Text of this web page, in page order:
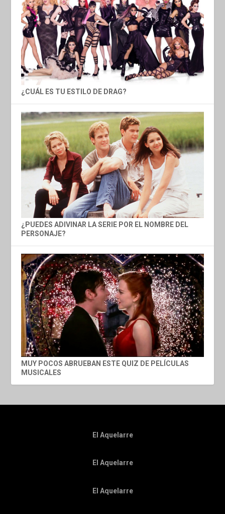
¿CUÁL ES TU ESTILO DE DRAG?
¿PUEDES ADIVINAR LA SERIE POR EL NOMBRE DEL
PERSONAJE?
MUY POCOS ABRUEBAN ESTE QUIZ DE PELÍCULAS
MUSICALES
El Aquelarre
El Aquelarre
El Aquelarre